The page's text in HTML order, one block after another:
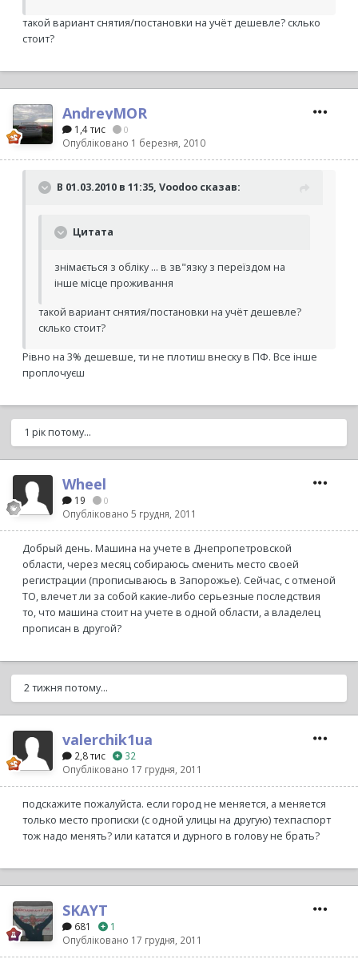
такой вариант снятия/постановки на учёт дешевле? склько
стоит?
AndreyMOR
1,4 тис 0
Опубліковано 1 березня, 2010
В 01.03.2010 в 11:35, Voodoo сказав:
Цитата
знімається з обліку ... в зв"язку з переїздом на
інше місце проживання
такой вариант снятия/постановки на учёт дешевле?
склько стоит?
Рівно на 3% дешевше, ти не плотиш внеску в ПФ. Все інше
проплочуєш
1 рік потому...
Wheel
19 0
Опубліковано 5 грудня, 2011
Добрый день. Машина на учете в Днепропетровской
области, через месяц собираюсь сменить место своей
регистрации (прописываюсь в Запорожье). Сейчас, с отменой
ТО, влечет ли за собой какие-либо серьезные последствия
то, что машина стоит на учете в одной области, а владелец
прописан в другой?
2 тижня потому...
valerchik1ua
2,8 тис
32
Опубліковано 17 грудня, 2011
подскажите пожалуйста. если город не меняется, а меняется
только место прописки (с одной улицы на другую) техпаспорт
тож надо менять? или кататся и дурного в голову не брать?
SKAYT
681
1
Опубліковано 17 грудня, 2011